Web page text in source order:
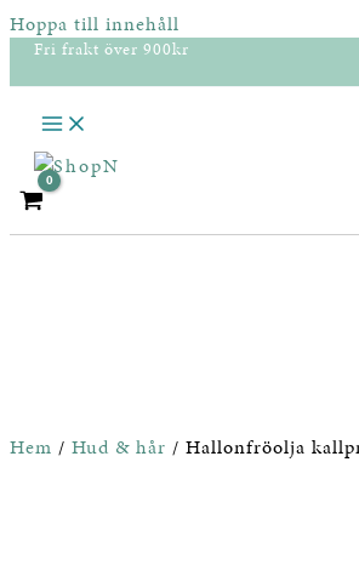
Hoppa till innehåll
Fri frakt över 900kr
Hem / Hud & hår / Hallonfröolja